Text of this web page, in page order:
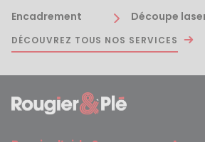
Encadrement Découpe
DÉCOUVREZ TOUS NOS SERVICES